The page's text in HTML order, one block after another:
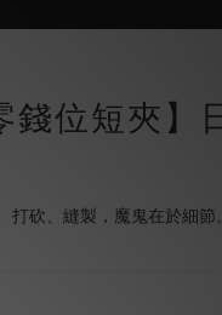
錢位短夾】
打砍、縫製，魔鬼在於細節